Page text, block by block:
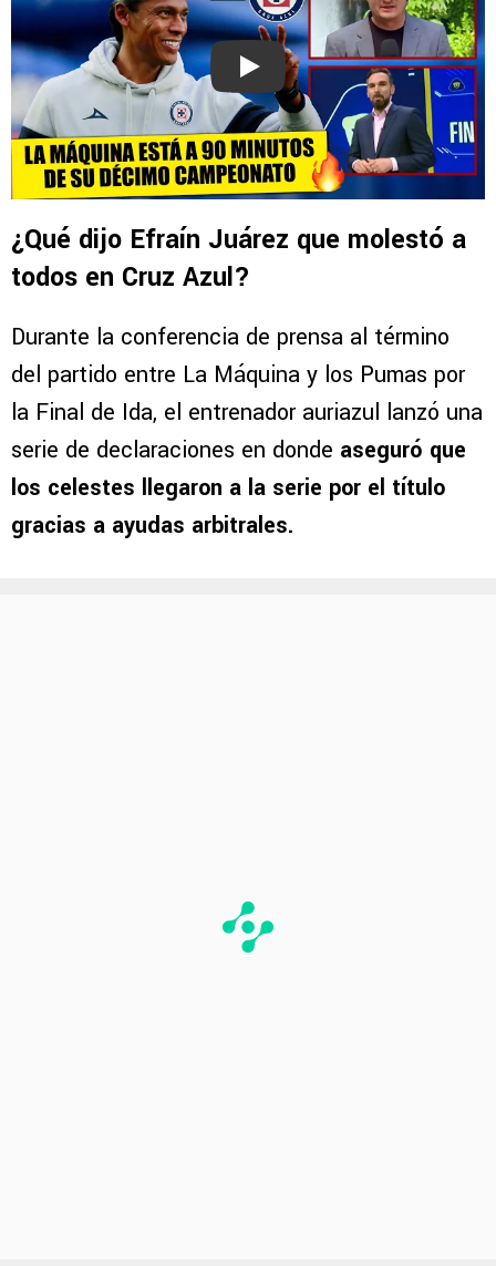
Play
¿Qué dijo Efraín Juárez que molestó a
todos en Cruz Azul?
Durante la conferencia de prensa al término
del partido entre La Máquina y los Pumas por
la Final de Ida, el entrenador auriazul lanzó una
serie de declaraciones en donde aseguró que
los celestes llegaron a la serie por el título
gracias a ayudas arbitrales.